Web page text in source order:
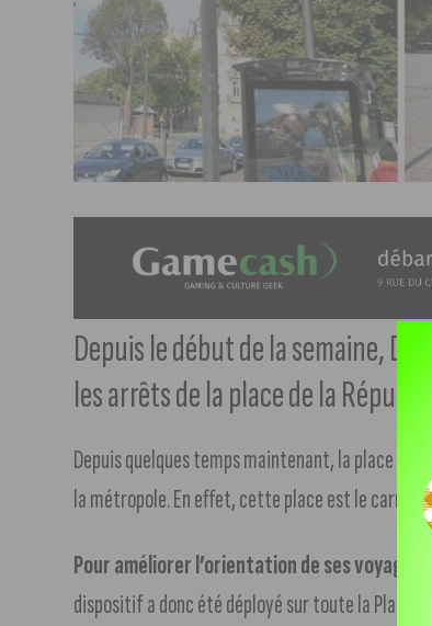
Depuis le début de la semaine,
les arrêts de la place de la
Depuis quelques temps maintenant, la place de
la métropole. En effet, cette place est le
Pour améliorer l’orientation de ses voyageurs
dispositif a donc été déployé sur toute la Place